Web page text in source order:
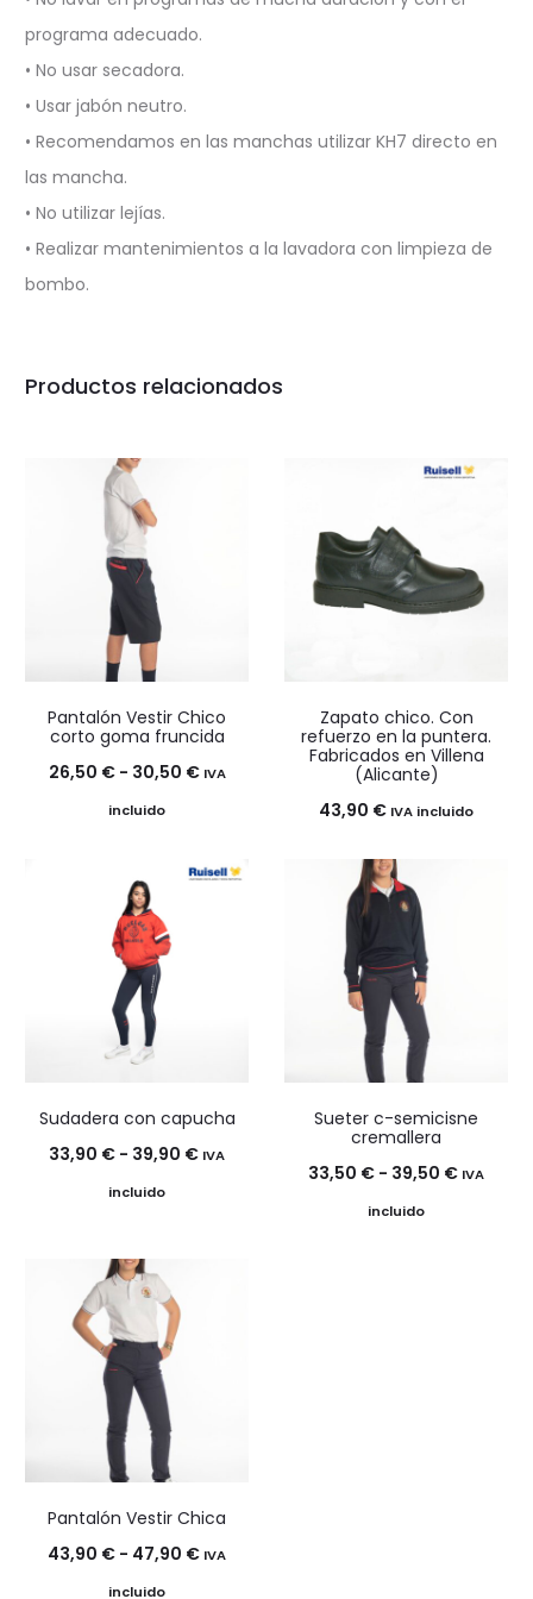
programa adecuado.
• No usar secadora.
• Usar jabón neutro.
• Recomendamos en las manchas utilizar KH7 directo en
las mancha.
• No utilizar lejías.
• Realizar mantenimientos a la lavadora con limpieza de
bombo.
Productos relacionados
Pantalón Vestir Chico
corto goma fruncida
26,50 € - 30,50 €Rango
desde
IVA
incluido
Zapato chico. Con
refuerzo en la puntera.
Fabricados en Villena
(Alicante)
43,90 € IVA incluido
Sudadera con capucha
33,90 € - 39,90 €Rango
IVA
incluido
Sueter c-semicisne
cremallera
33,50 € - 39,50 €Rango
IVA
incluido
Pantalón Vestir Chica
43,90 € - 47,90 €Rango
IVA
incluido